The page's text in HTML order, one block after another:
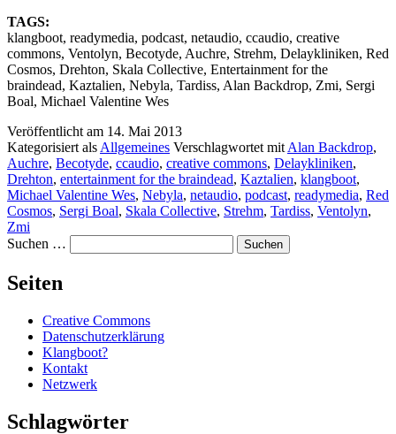
TAGS:
klangboot, readymedia, podcast, netaudio, ccaudio, creative
commons, Ventolyn, Becotyde, Auchre, Strehm, Delaykliniken, Red
Cosmos, Drehton, Skala Collective, Entertainment for the
braindead, Kaztalien, Nebyla, Tardiss, Alan Backdrop, Zmi, Sergi
Boal, Michael Valentine Wes
Veröffentlicht am 14. Mai 2013
Kategorisiert als Allgemeines Verschlagwortet mit Alan Backdrop,
Auchre, Becotyde, ccaudio, creative commons, Delaykliniken,
Drehton, entertainment for the braindead, Kaztalien, klangboot,
Michael Valentine Wes, Nebyla, netaudio, podcast, readymedia, Red
Cosmos, Sergi Boal, Skala Collective, Strehm, Tardiss, Ventolyn,
Zmi
Suchen …
Seiten
Creative Commons
Datenschutzerklärung
Klangboot?
Kontakt
Netzwerk
Schlagwörter